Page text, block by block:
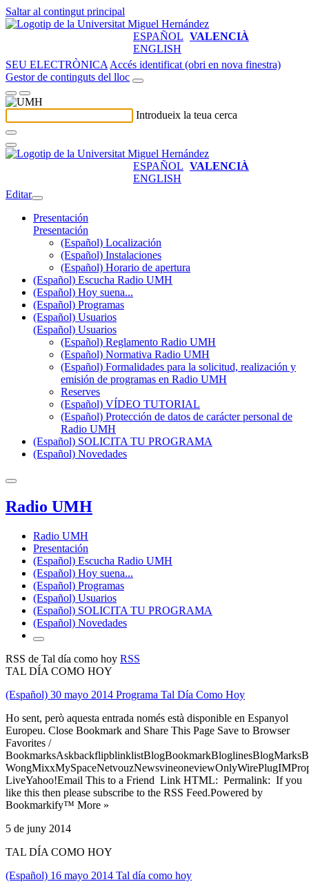
Saltar al contingut principal
ESPAÑOL VALENCIÀ
ENGLISH
SEU ELECTRÒNICA Accés identificat (obri en nova finestra)
Gestor de continguts del lloc
Introdueix la teua cerca
ESPAÑOL VALENCIÀ
ENGLISH
Editar
Presentación
Presentación
(Español) Localización
(Español) Instalaciones
(Español) Horario de apertura
(Español) Escucha Radio UMH
(Español) Hoy suena...
(Español) Programas
(Español) Usuarios
(Español) Usuarios
(Español) Reglamento Radio UMH
(Español) Normativa Radio UMH
(Español) Formalidades para la solicitud, realización y
emisión de programas en Radio UMH
Reserves
(Español) VÍDEO TUTORIAL
(Español) Protección de datos de carácter personal de
Radio UMH
(Español) SOLICITA TU PROGRAMA
(Español) Novedades
Radio UMH
Radio UMH
Presentación
(Español) Escucha Radio UMH
(Español) Hoy suena...
(Español) Programas
(Español) Usuarios
(Español) SOLICITA TU PROGRAMA
(Español) Novedades
RSS de Tal día como hoy RSS
TAL DÍA COMO HOY
(Español) 30 mayo 2014 Programa Tal Día Como Hoy
Ho sent, però aquesta entrada només està disponible en Espanyol
Europeu. Close Bookmark and Share This Page Save to Browser
Favorites /
LiveYahoo!Email This to a Friend Link HTML: Permalink: If you
like this then please subscribe to the RSS Feed.Powered by
Bookmarkify™ More »
5 de juny 2014
TAL DÍA COMO HOY
(Español) 16 mayo 2014 Tal día como hoy